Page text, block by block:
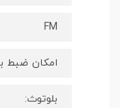
FM
امکان ضبط
بلوتوث: